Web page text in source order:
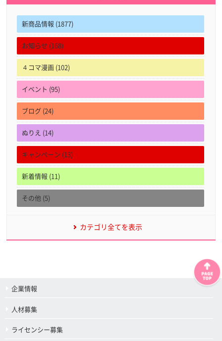
新商品情報 (1877)
お知らせ (168)
４コマ漫画 (102)
イベント (95)
ブログ (24)
ぬりえ (14)
キャンペーン (13)
新着情報 (11)
その他 (5)
カテゴリ全てを表示
企業情報
人材募集
ライセンシー募集